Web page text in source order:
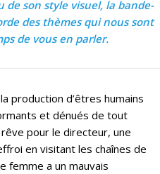
de son style visuel, la bande-
des thèmes qui nous sont
de vous en parler.
production d’êtres humains
et dénués de tout
pour le directeur, une
en visitant les chaînes de
femme a un mauvais